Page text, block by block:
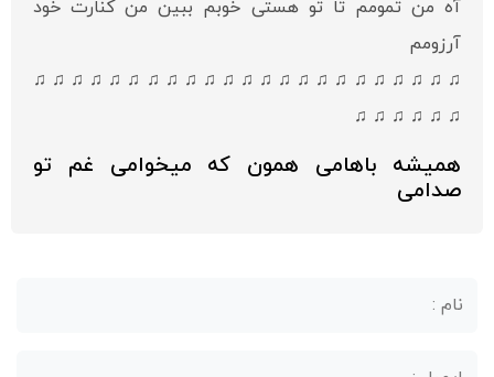
آه من تمومم تا تو هستی خوبم ببین من کنارت خود
آرزومم
♫ ♫ ♫ ♫ ♫ ♫ ♫ ♫ ♫ ♫ ♫ ♫ ♫ ♫ ♫ ♫ ♫ ♫ ♫ ♫ ♫ ♫ ♫
♫ ♫ ♫ ♫ ♫ ♫
همیشه باهامی همون که میخوامی غم تو
صدامی